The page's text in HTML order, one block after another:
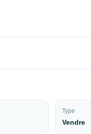
Type
Vendre